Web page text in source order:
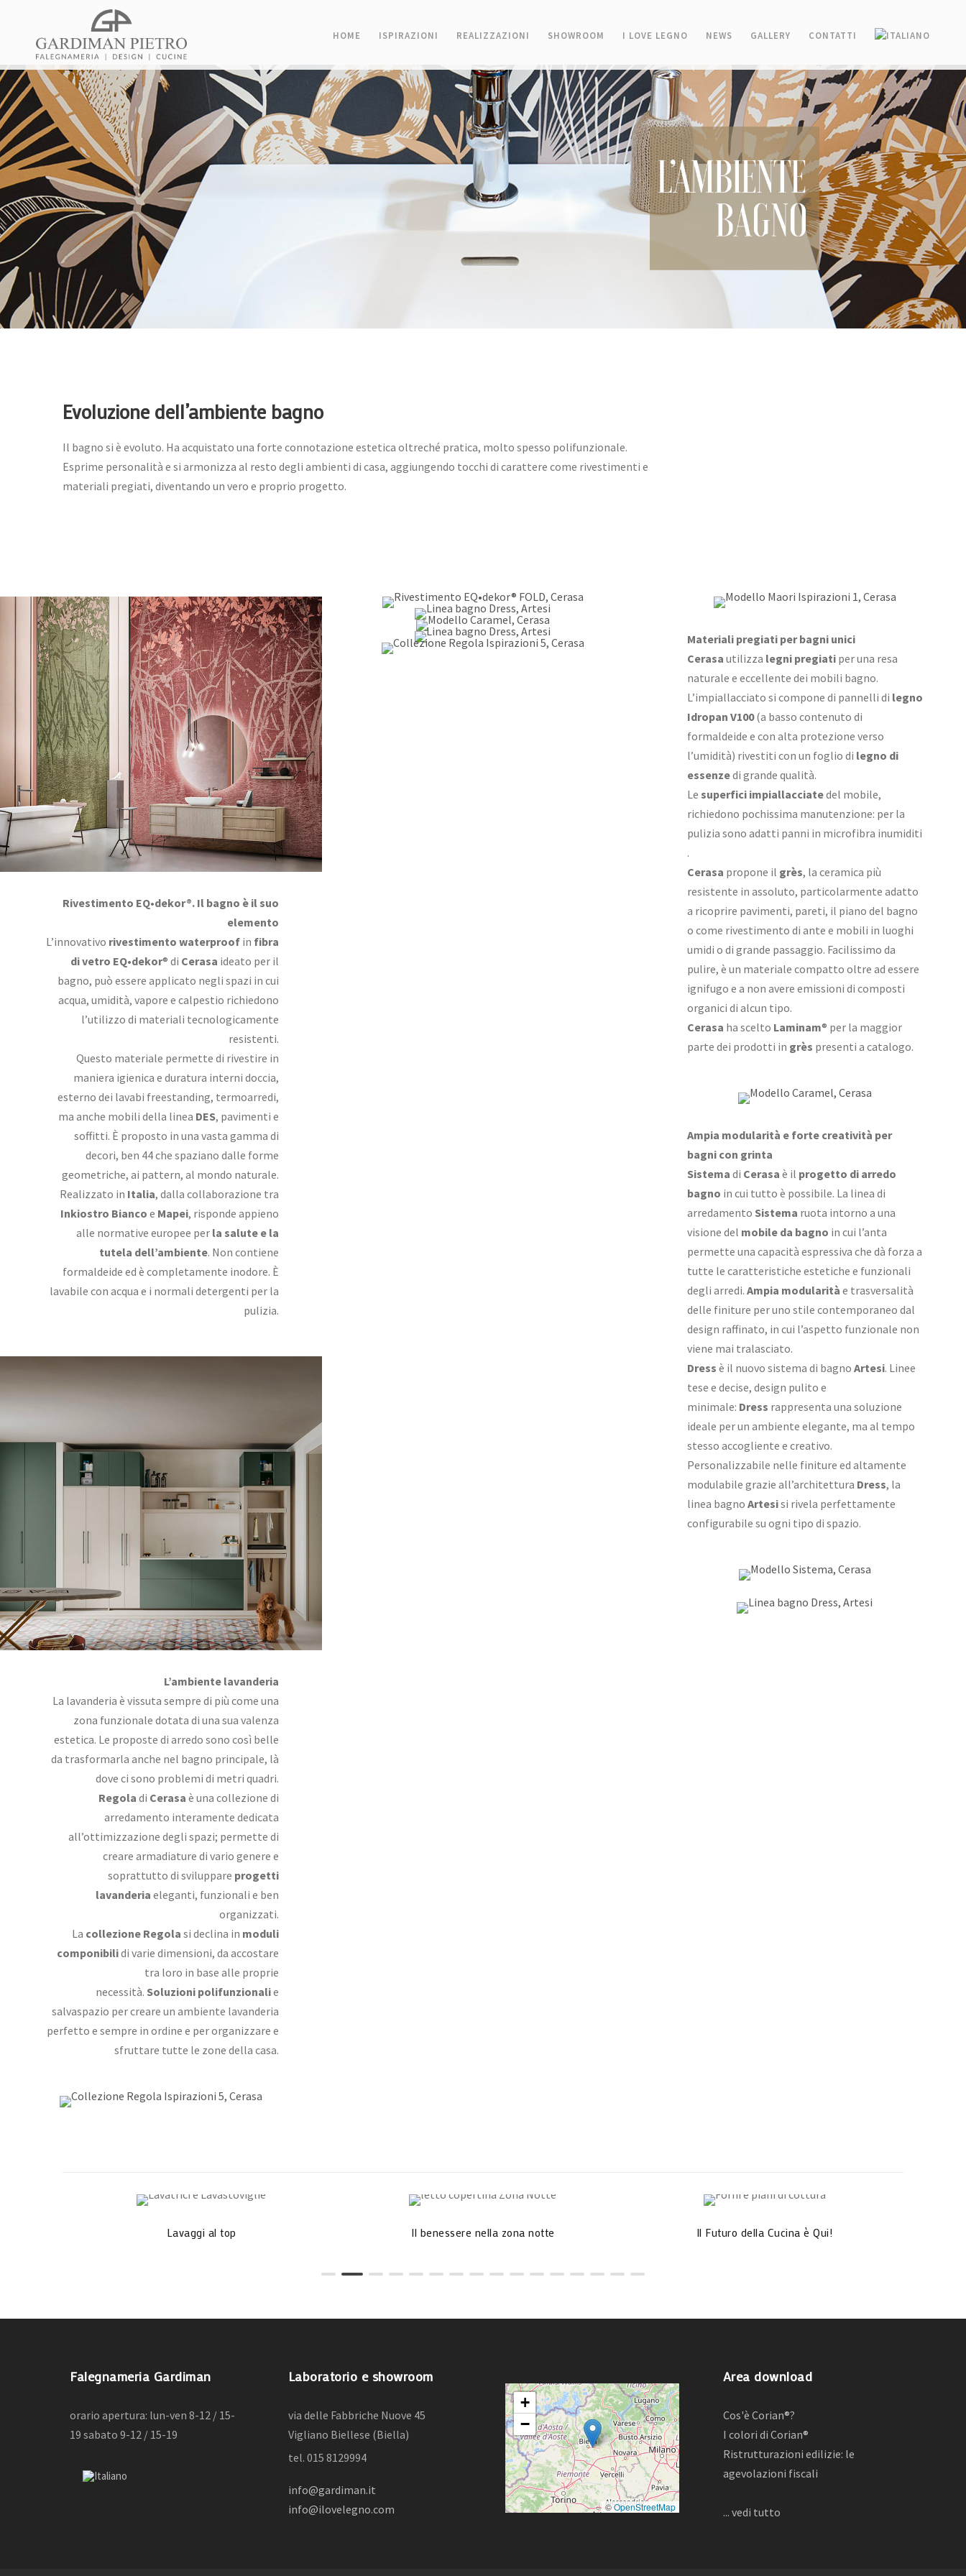
HOME ISPIRAZIONI REALIZZAZIONI SHOWROOM I LOVE LEGNO NEWS GALLERY CONTATTI
Evoluzione dell’ambiente bagno
Il bagno si è evoluto. Ha acquistato una forte connotazione estetica oltreché pratica, molto spesso polifunzionale.
Esprime personalità e si armonizza al resto degli ambienti di casa, aggiungendo tocchi di carattere come rivestimenti e
materiali pregiati, diventando un vero e proprio progetto.
Rivestimento EQ•dekor®. Il bagno è il suo
elemento
L’innovativo rivestimento waterproofin fibra
di vetro EQ•dekor® di Cerasa ideato per il
bagno, può essere applicato negli spazi in cui
acqua, umidità, vapore e calpestio richiedono
l’utilizzo di materiali tecnologicamente
resistenti.
Questo materiale permette di rivestire in
maniera igienica e duratura interni doccia,
esterno dei lavabi freestanding, termoarredi,
ma anche mobili della linea DES, pavimenti e
soffitti. È proposto in una vasta gamma di
decori, ben 44 che spaziano dalle forme
geometriche, ai pattern, al mondo naturale.
Realizzato in Italia, dalla collaborazione tra
Inkiostro Bianco e Mapei, risponde appieno
alle normative europee per la salute e la
tutela dell’ambiente. Non contiene
formaldeide ed è completamente inodore. È
lavabile con acqua e i normali detergenti per la
pulizia.
L’ambiente lavanderia
La lavanderia è vissuta sempre di più come una
zona funzionale dotata di una sua valenza
estetica. Le proposte di arredo sono così belle
da trasformarla anche nel bagno principale, là
dove ci sono problemi di metri quadri.
Regola di Cerasa è una collezione di
arredamento interamente dedicata
all’ottimizzazione degli spazi; permette di
creare armadiature di vario genere e
soprattutto di sviluppare progetti
lavanderia eleganti, funzionali e ben
organizzati.
La collezione Regola si declina in moduli
componibilidi varie dimensioni, da accostare
tra loro in base alle proprie
necessità. Soluzioni polifunzionalie
salvaspazio per creare un ambiente lavanderia
perfetto e sempre in ordine e per organizzare e
sfruttare tutte le zone della casa.
Materiali pregiati per bagni unici
Cerasa utilizza legni pregiatiper una resa
naturale e eccellente dei mobili bagno.
L’impiallacciato si compone di pannelli di legno
Idropan V100(a basso contenuto di
formaldeide e con alta protezione verso
l’umidità) rivestiti con un foglio di legno di
essenzedi grande qualità.
Le superfici impiallacciatedel mobile,
richiedono pochissima manutenzione: per la
pulizia sono adatti panni in microfibra inumiditi
.
Cerasa propone il grès, la ceramica più
resistente in assoluto, particolarmente adatto
a ricoprire pavimenti, pareti, il piano del bagno
o come rivestimento di ante e mobili in luoghi
umidi o di grande passaggio. Facilissimo da
pulire, è un materiale compatto oltre ad essere
ignifugo e a non avere emissioni di composti
organici di alcun tipo.
Cerasa ha scelto Laminam® per la maggior
parte dei prodotti in grès presenti a catalogo.
Ampia modularità e forte creatività per
bagni con grinta
Sistema di Cerasa è il progetto di arredo
bagno in cui tutto è possibile. La linea di
arredamento Sistema ruota intorno a una
visione del mobile da bagno in cui l’anta
permette una capacità espressiva che dà forza a
tutte le caratteristiche estetiche e funzionali
degli arredi. Ampia modularità e trasversalità
delle finiture per uno stile contemporaneo dal
design raffinato, in cui l’aspetto funzionale non
viene mai tralasciato.
Dress è il nuovo sistema di bagno Artesi. Linee
tese e decise, design pulito e
minimale: Dress rappresenta una soluzione
ideale per un ambiente elegante, ma al tempo
stesso accogliente e creativo.
Personalizzabile nelle finiture ed altamente
modulabile grazie all’architettura Dress, la
linea bagno Artesisi rivela perfettamente
configurabile su ogni tipo di spazio.
Lavaggi al top Il benessere nella zona notte Il Futuro della Cucina è Qui!
Falegnameria Gardiman
orario apertura: lun-ven 8-12 / 15-
19 sabato 9-12 / 15-19
Laboratorio e showroom
via delle Fabbriche Nuove 45
Vigliano Biellese (Biella)
tel. 015 8129994
info@gardiman.it
info@ilovelegno.com
+
−
©OpenStreetMap
Area download
Cos'è Corian®?
I colori di Corian®
Ristrutturazioni edilizie: le
agevolazioni fiscali
... vedi tutto